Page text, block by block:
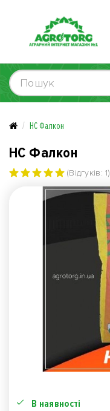
НС Фалкон
НС Фалкон
(Відгуків: 1)
В наявності